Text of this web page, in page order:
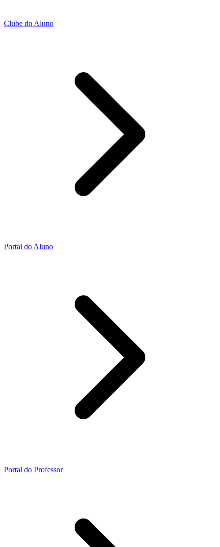
Clube do Aluno
Portal do Aluno
Portal do Professor